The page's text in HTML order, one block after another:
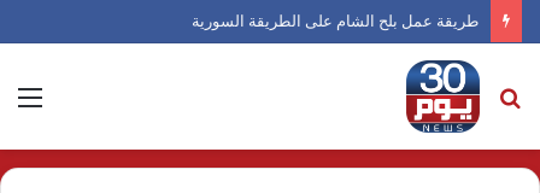
طريقة عمل بلح الشام على الطريقة السورية
بحث
عن